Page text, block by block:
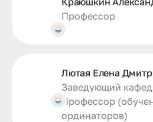
Профессор
Лютая Елена
Заведующий
Профессор
ординаторов)